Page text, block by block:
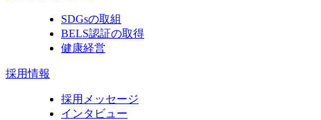
SDGsの取組
BELS認証の取得
健康経営
採用情報
採用メッセージ
インタビュー